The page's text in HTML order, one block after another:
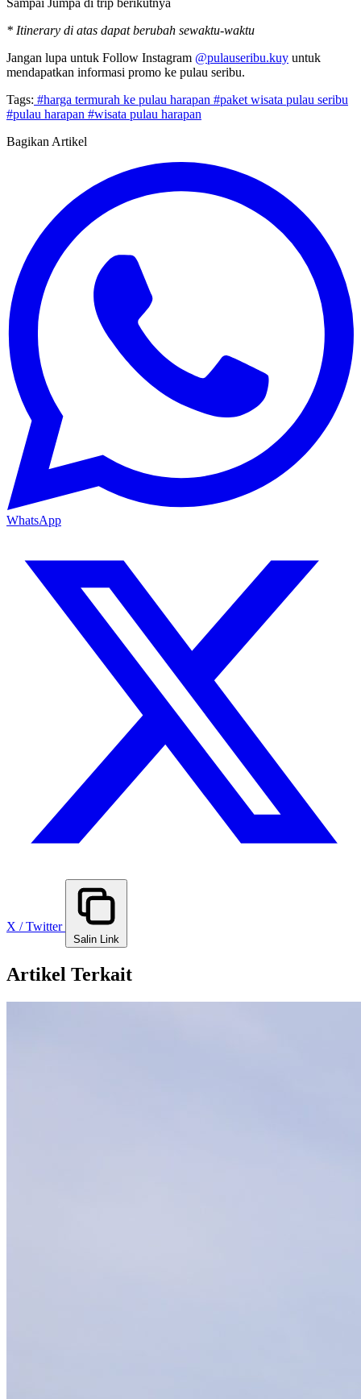
* Itinerary di atas dapat berubah sewaktu-waktu
Jangan lupa untuk Follow Instagram @pulauseribu.kuy untuk
mendapatkan informasi promo ke pulau seribu.
Tags: #harga termurah ke pulau harapan #paket wisata pulau seribu
#pulau harapan #wisata pulau harapan
Bagikan Artikel
WhatsApp
X / Twitter
Salin Link
Artikel Terkait